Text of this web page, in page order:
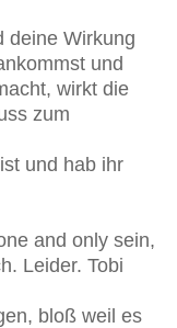
deine Wirkung
und
wirkt die
zum
und hab ihr
and only sein,
Leider. Tobi
bloß weil es